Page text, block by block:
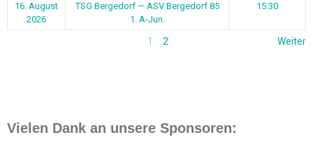
16. August
2026
TSG Bergedorf — ASV Bergedorf 85
1. A-Jun.
15:30
1 2 Weiter
Vielen Dank an unsere Sponsoren: